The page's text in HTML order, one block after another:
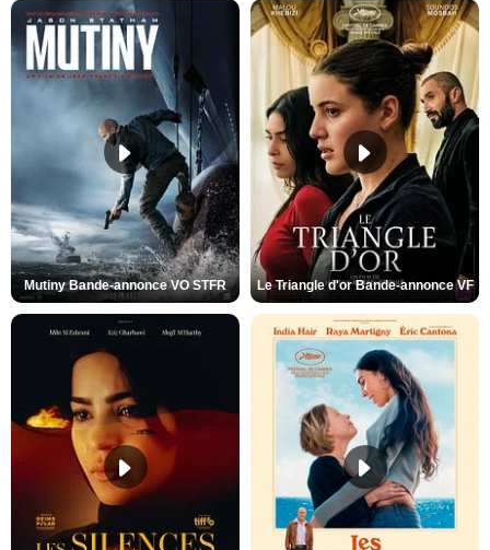
Mutiny Bande-annonce VO STFR Le Triangle d'or Bande-annonce VF